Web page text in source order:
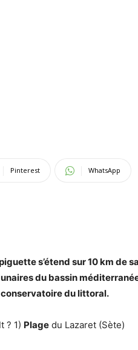
Pinterest WhatsApp
s’étend sur 10 km de
du bassin
conservatoire du littoral.
? 1) Plage du Lazaret (Sète)